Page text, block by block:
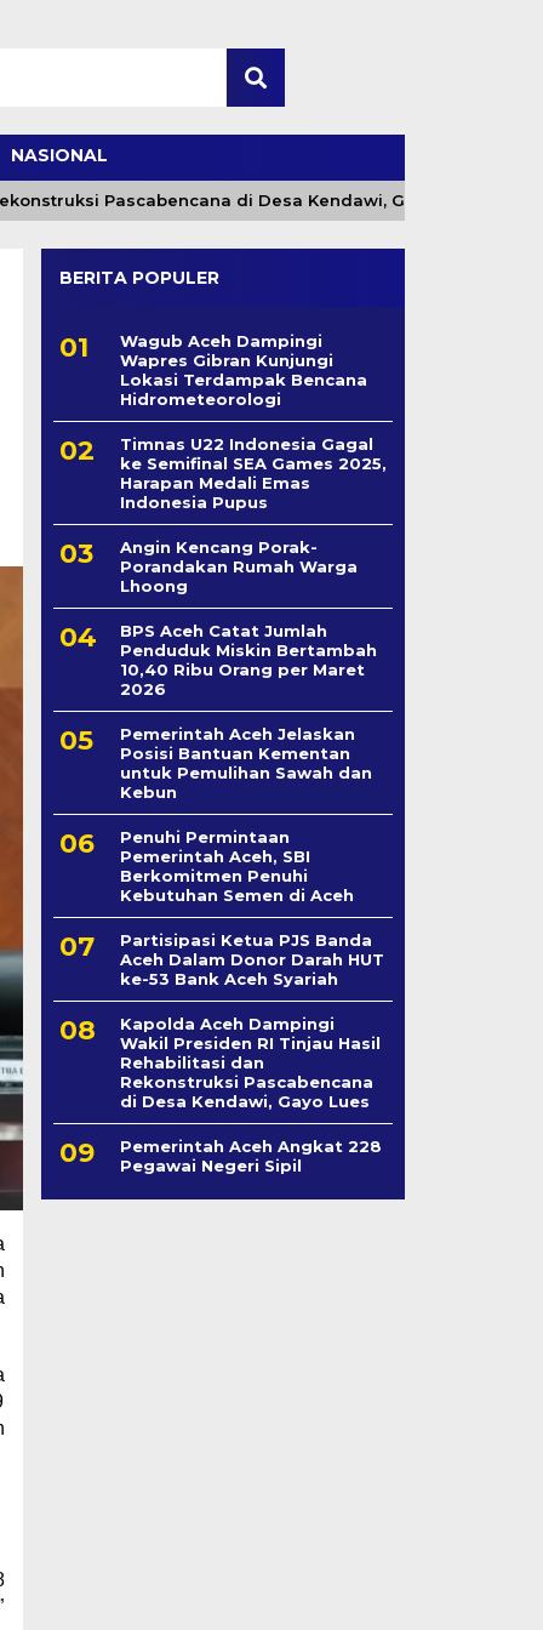
NASIONAL
Pascabencana di Desa Kendawi, Gayo Lues
BERITA POPULER
Wagub Aceh Dampingi
Wapres Gibran Kunjungi
Lokasi Terdampak Bencana
Hidrometeorologi
Timnas U22 Indonesia Gagal
ke Semifinal SEA Games 2025,
Harapan Medali Emas
Indonesia Pupus
Angin Kencang Porak-
Porandakan Rumah Warga
Lhoong
BPS Aceh Catat Jumlah
Penduduk Miskin Bertambah
10,40 Ribu Orang per Maret
2026
Pemerintah Aceh Jelaskan
Posisi Bantuan Kementan
untuk Pemulihan Sawah dan
Kebun
Penuhi Permintaan
Pemerintah Aceh, SBI
Berkomitmen Penuhi
Kebutuhan Semen di Aceh
Partisipasi Ketua PJS Banda
Aceh Dalam Donor Darah HUT
ke-53 Bank Aceh Syariah
Kapolda Aceh Dampingi
Wakil Presiden RI Tinjau Hasil
Rehabilitasi dan
Rekonstruksi Pascabencana
di Desa Kendawi, Gayo Lues
Pemerintah Aceh Angkat 228
Pegawai Negeri Sipil